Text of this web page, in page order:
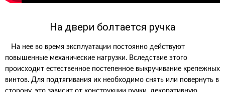
На двери болтается ручка
На нее во время эксплуатации постоянно действуют
повышенные механические нагрузки. Вследствие этого
происходит естественное постепенное выкручивание крепежных
винтов. Для подтягивания их необходимо снять или повернуть в